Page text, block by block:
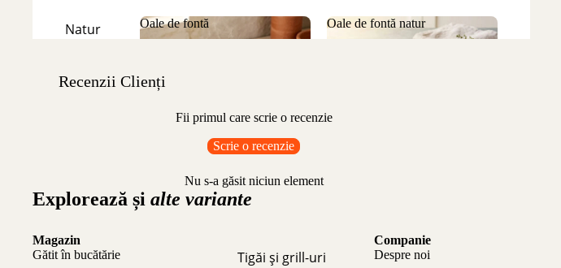
Natur
Oale de fontă
Oale de fontă natur
Tigăi și grill-uri
Recenzii Clienți
Fii primul care scrie o recenzie
Scrie o recenzie
Nu s-a găsit niciun element
Explorează și alte variante
Magazin
Gătit în bucătărie
Companie
Despre noi